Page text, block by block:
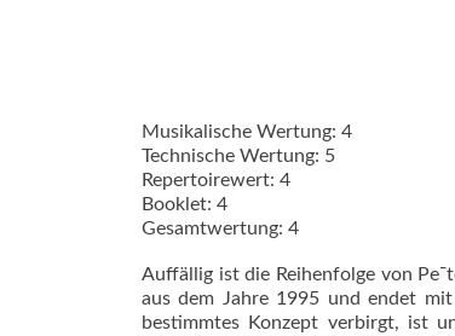
Musikalische Wertung: 4
Technische Wertung: 5
Repertoirewert: 4
Booklet: 4
Gesamtwertung: 4
Auffällig ist die Reihenfolge von
aus dem Jahre 1995 und endet
bestimmtes Konzept verbirgt, ist